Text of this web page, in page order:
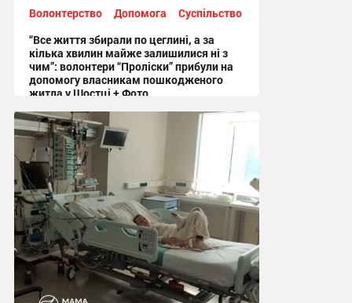
Волонтерство Допомога
Суспільство
“Все життя збирали по цеглині, а за
кілька хвилин майже залишилися ні з
чим”: волонтери “Проліски” прибули на
допомогу власникам пошкодженого
житла у Шостці + Фото
09:54 сьогодні